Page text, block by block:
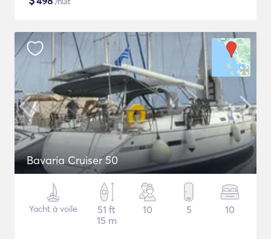
Bavaria Cruiser 50
Yacht à voile
51 ft
15 m
10 5 10